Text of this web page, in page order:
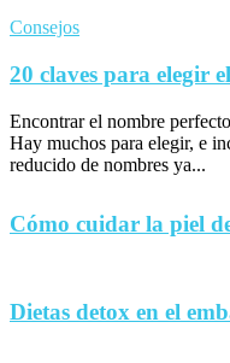
Consejos
20 claves para elegir
Encontrar el nombre
Hay muchos para elegir, e
reducido de nombres ya...
Cómo cuidar la piel
Dietas detox en el